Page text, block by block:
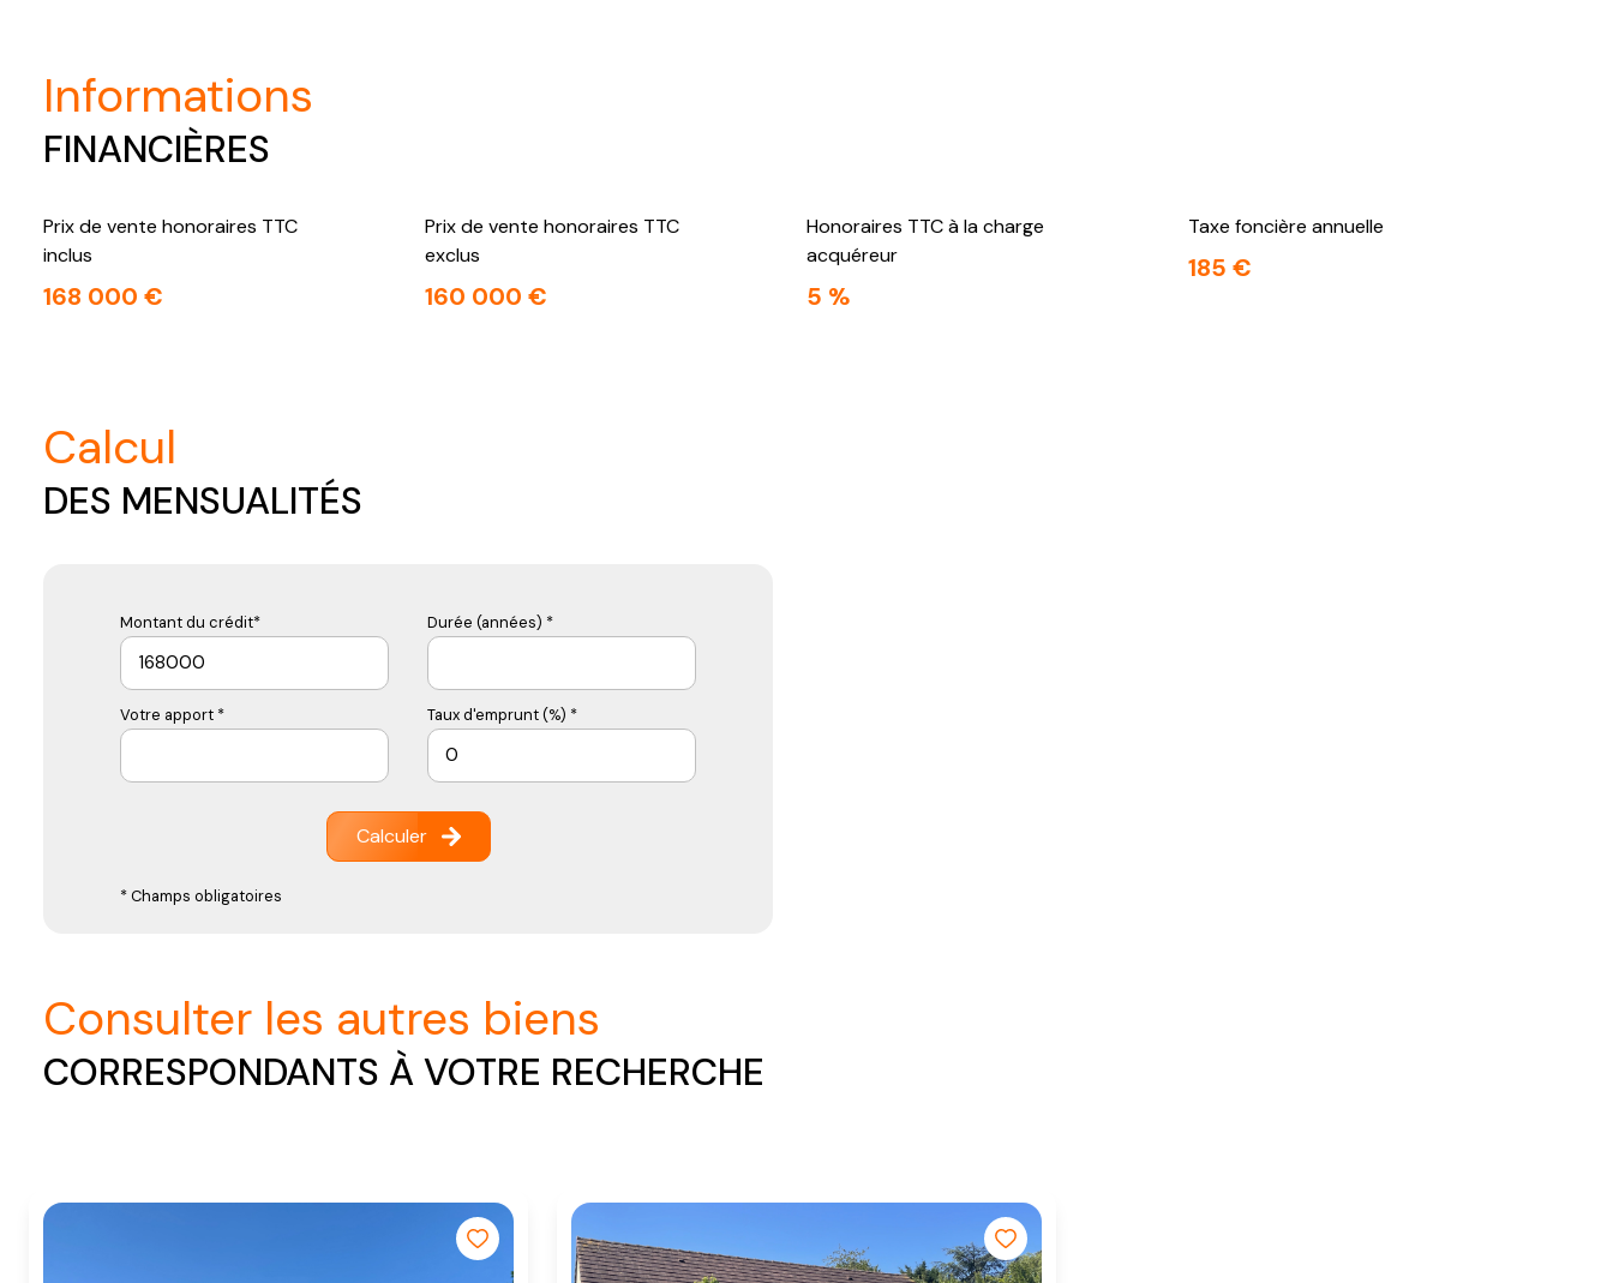
informations
FINANCIÈRES
Prix de vente honoraires TTC
inclus
168 000 €
Prix de vente honoraires TTC
exclus
160 000 €
Honoraires TTC à la charge
acquéreur
5 %
Taxe foncière annuelle
185 €
calcul
DES MENSUALITÉS
Montant du crédit* Durée (années) *
Votre apport * Taux d'emprunt (%) *
Calculer
* Champs obligatoires
consulter les autres biens
CORRESPONDANTS À VOTRE RECHERCHE